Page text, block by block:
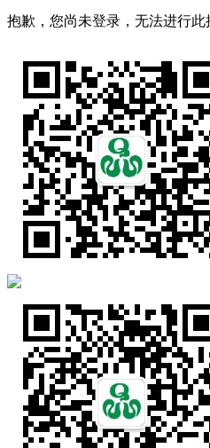
抱歉，您尚未登录，无法进行此